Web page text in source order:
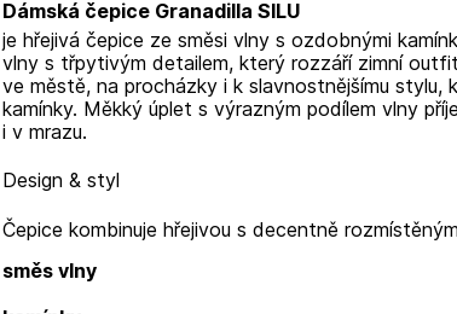
Dámská čepice Granadilla SILU
je hřejivá čepice ze směsi vlny s ozdobnými
vlny s třpytivým detailem, který rozzáří zimní
ve městě, na procházky i k slavnostnějšímu stylu,
kamínky. Měkký úplet s výrazným podílem vlny
i v mrazu.
Design & styl
Čepice kombinuje hřejivou
směs vlny
s decentně